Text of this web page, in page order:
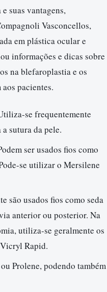
suas vantagens,
Vasconcellos,
em plástica ocular e
informações e dicas sobre
na blefaroplastia e os
pacientes.
se frequentemente
sutura da pele.
ser usados fios como
se utilizar o Mersilene
são usados fios como seda
anterior ou posterior. Na
utiliza-se geralmente os
Rapid.
Prolene, podendo também